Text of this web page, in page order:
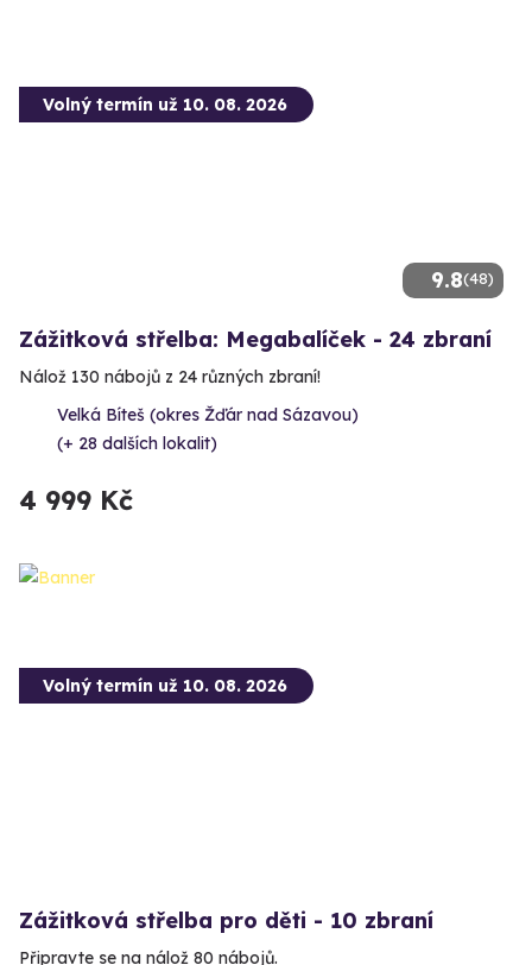
9.8(48)
Volný termín už 10. 08. 2026
Zážitková střelba: Megabalíček - 24 zbraní
Nálož 130 nábojů z 24 různých zbraní!
Velká Bíteš (okres Žďár nad Sázavou)
(+ 28 dalších lokalit)
4 999 Kč
Volný termín už 10. 08. 2026
Zážitková střelba pro děti - 10 zbraní
Připravte se na nálož 80 nábojů.